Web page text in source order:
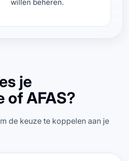
willen beheren.
je
of AFAS?
de keuze te koppelen aan je